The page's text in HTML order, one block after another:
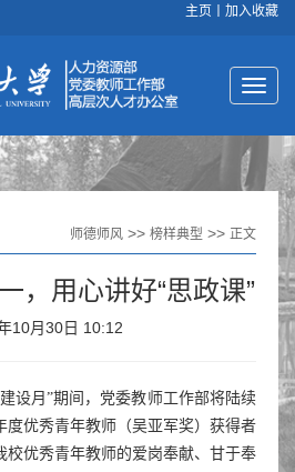
主页 加入收藏
师德师风 >> 榜样典型 >> 正文
，用心讲好“思政课”
10月30日 10:12
设月”期间，党委教师工作部将陆续
度优秀青年教师（吴亚军奖）获得者
校优秀青年教师的爱岗奉献、甘于奉